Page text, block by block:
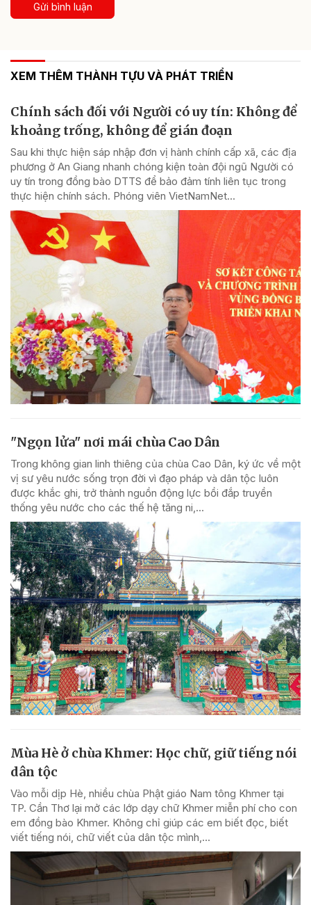
Gửi bình luận
XEM THÊM THÀNH TỰU VÀ PHÁT TRIỂN
Chính sách đối với Người có uy tín: Không để
khoảng trống, không để gián đoạn
Sau khi thực hiện sáp nhập đơn vị hành chính cấp xã, các địa
phương ở An Giang nhanh chóng kiện toàn đội ngũ Người có
uy tín trong đồng bào DTTS để bảo đảm tính liên tục trong
thực hiện chính sách. Phóng viên VietNamNet...
"Ngọn lửa" nơi mái chùa Cao Dân
Trong không gian linh thiêng của chùa Cao Dân, ký ức về một
vị sư yêu nước sống trọn đời vì đạo pháp và dân tộc luôn
được khắc ghi, trở thành nguồn động lực bồi đắp truyền
thống yêu nước cho các thế hệ tăng ni,...
Mùa Hè ở chùa Khmer: Học chữ, giữ tiếng nói
dân tộc
Vào mỗi dịp Hè, nhiều chùa Phật giáo Nam tông Khmer tại
TP. Cần Thơ lại mở các lớp dạy chữ Khmer miễn phí cho con
em đồng bào Khmer. Không chỉ giúp các em biết đọc, biết
viết tiếng nói, chữ viết của dân tộc mình,...